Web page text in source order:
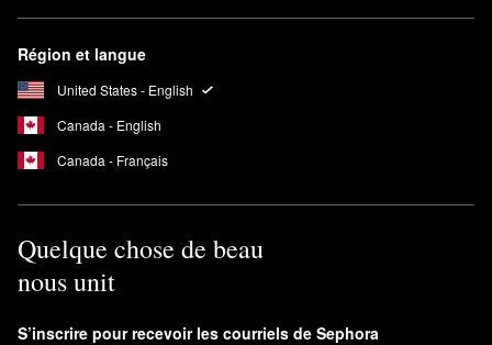
Région et langue
United States - English
Canada - English
Canada - Français
Quelque chose de beau
nous unit
S’inscrire pour recevoir les courriels de Sephora